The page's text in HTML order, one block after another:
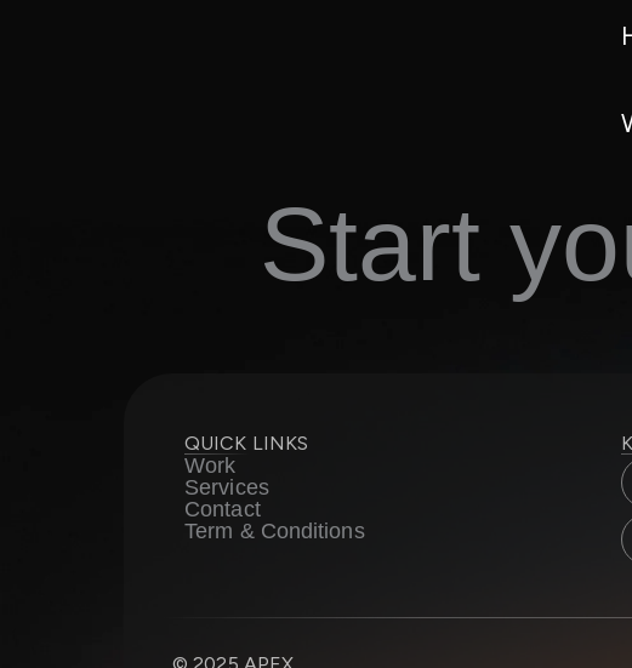
Start
QUICK LINKS
Work
Services
Contact
Term & Conditions